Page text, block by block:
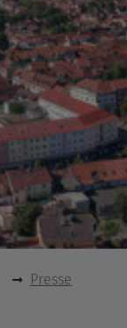
Presse